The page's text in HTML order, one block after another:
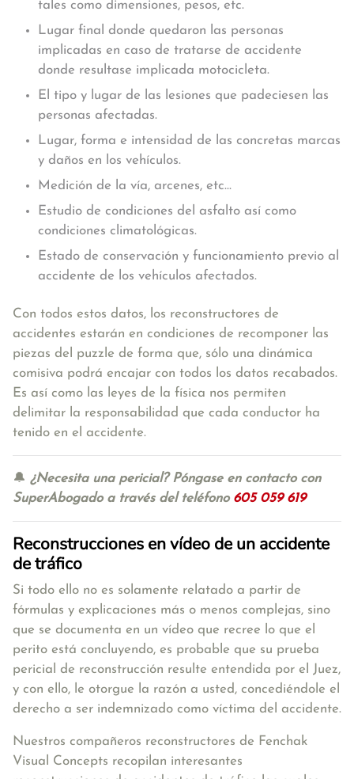
tales como dimensiones, pesos, etc.
Lugar final donde quedaron las personas
implicadas en caso de tratarse de accidente
donde resultase implicada motocicleta.
El tipo y lugar de las lesiones que padeciesen las
personas afectadas.
Lugar, forma e intensidad de las concretas marcas
y daños en los vehículos.
Medición de la vía, arcenes, etc…
Estudio de condiciones del asfalto así como
condiciones climatológicas.
Estado de conservación y funcionamiento previo al
accidente de los vehículos afectados.
Con todos estos datos, los reconstructores de
accidentes estarán en condiciones de recomponer las
piezas del puzzle de forma que, sólo una dinámica
comisiva podrá encajar con todos los datos recabados.
Es así como las leyes de la física nos permiten
delimitar la responsabilidad que cada conductor ha
tenido en el accidente.
🔔 ¿Necesita una pericial? Póngase en contacto con
SuperAbogado a través del teléfono 605 059 619
Reconstrucciones en vídeo de un accidente
de tráfico
Si todo ello no es solamente relatado a partir de
fórmulas y explicaciones más o menos complejas, sino
que se documenta en un vídeo que recree lo que el
perito está concluyendo, es probable que su prueba
pericial de reconstrucción resulte entendida por el Juez,
y con ello, le otorgue la razón a usted, concediéndole el
derecho a ser indemnizado como víctima del accidente.
Nuestros compañeros reconstructores de Fenchak
Visual Concepts recopilan interesantes